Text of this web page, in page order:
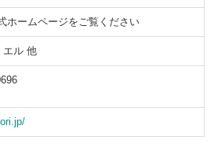
ホームページをご覧ください
エル 他